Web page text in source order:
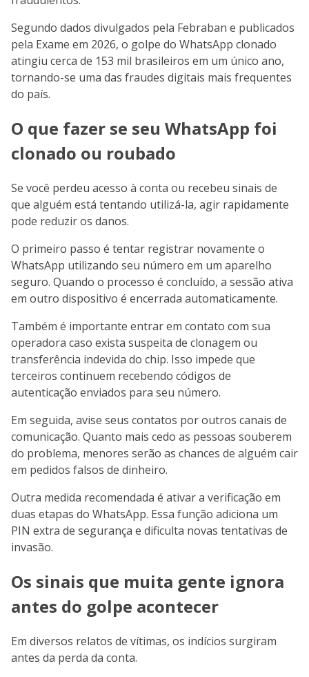
Segundo dados divulgados pela Febraban e publicados
pela Exame em 2026, o golpe do WhatsApp clonado
atingiu cerca de 153 mil brasileiros em um único ano,
tornando-se uma das fraudes digitais mais frequentes
do país.
O que fazer se seu WhatsApp foi
clonado ou roubado
Se você perdeu acesso à conta ou recebeu sinais de
que alguém está tentando utilizá-la, agir rapidamente
pode reduzir os danos.
O primeiro passo é tentar registrar novamente o
WhatsApp utilizando seu número em um aparelho
seguro. Quando o processo é concluído, a sessão ativa
em outro dispositivo é encerrada automaticamente.
Também é importante entrar em contato com sua
operadora caso exista suspeita de clonagem ou
transferência indevida do chip. Isso impede que
terceiros continuem recebendo códigos de
autenticação enviados para seu número.
Em seguida, avise seus contatos por outros canais de
comunicação. Quanto mais cedo as pessoas souberem
do problema, menores serão as chances de alguém cair
em pedidos falsos de dinheiro.
Outra medida recomendada é ativar a verificação em
duas etapas do WhatsApp. Essa função adiciona um
PIN extra de segurança e dificulta novas tentativas de
invasão.
Os sinais que muita gente ignora
antes do golpe acontecer
Em diversos relatos de vítimas, os indícios surgiram
antes da perda da conta.